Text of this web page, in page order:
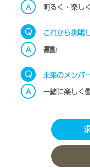
A
明るく・楽し
Q
これから挑戦
A
運動
Q
未来のメンバ
A
一緒に楽しく